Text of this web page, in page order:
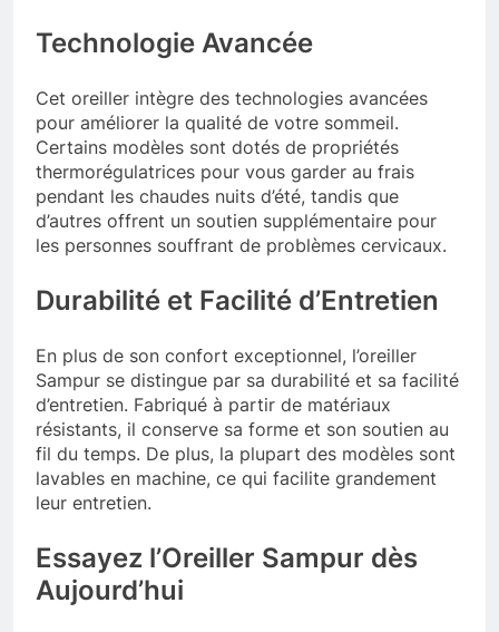
Technologie Avancée
Cet oreiller intègre des technologies avancées
pour améliorer la qualité de votre sommeil.
Certains modèles sont dotés de propriétés
thermorégulatrices pour vous garder au frais
pendant les chaudes nuits d’été, tandis que
d’autres offrent un soutien supplémentaire pour
les personnes souffrant de problèmes cervicaux.
Durabilité et Facilité d’Entretien
En plus de son confort exceptionnel, l’oreiller
Sampur se distingue par sa durabilité et sa facilité
d’entretien. Fabriqué à partir de matériaux
résistants, il conserve sa forme et son soutien au
fil du temps. De plus, la plupart des modèles sont
lavables en machine, ce qui facilite grandement
leur entretien.
Essayez l’Oreiller Sampur dès
Aujourd’hui